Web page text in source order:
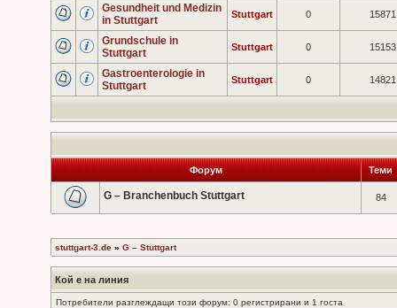
Gesundheit und Medizin
in Stuttgart
Stuttgart 0 15871
Grundschule in
Stuttgart
Stuttgart 0 15153
Gastroenterologie in
Stuttgart
Stuttgart 0 14821
Форум Теми
G – Branchenbuch Stuttgart 84
stuttgart-3.de » G – Stuttgart
Кой е на линия
Потребители разглеждащи този форум: 0 регистрирани и 1 госта